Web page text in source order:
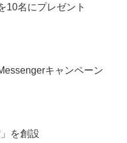
10名にプレゼント
キャンペーン
を創設